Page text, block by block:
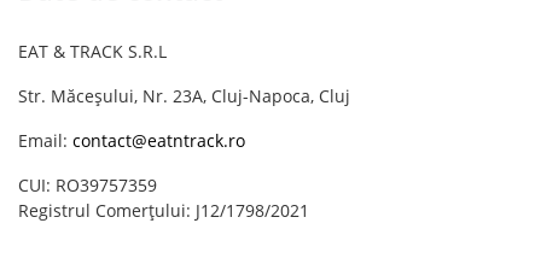
EAT & TRACK S.R.L
Str. Măceșului, Nr. 23A, Cluj-Napoca, Cluj
Email: contact@eatntrack.ro
CUI: RO39757359
Registrul Comerțului: J12/1798/2021